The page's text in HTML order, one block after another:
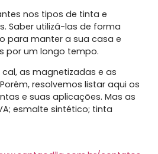
nos tipos de tinta e
Saber utilizá-las de forma
para manter a sua casa e
por um longo tempo.
as magnetizadas e as
resolvemos listar aqui os
e suas aplicações. Mas as
esmalte sintético; tinta